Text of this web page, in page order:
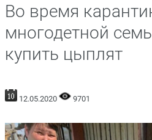
Во время
многодетной
купить цыплят
12.05.2020 9701